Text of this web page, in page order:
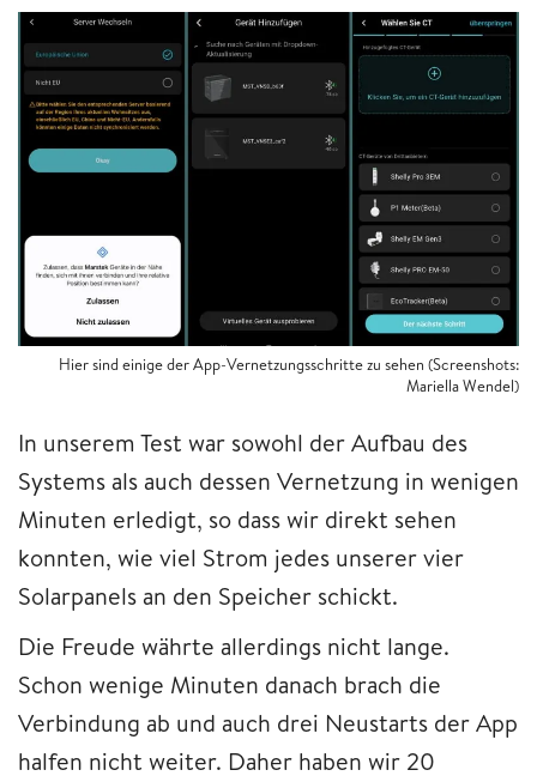
Hier sind einige der App-Vernetzungsschritte zu sehen (Screenshots:
Mariella Wendel)
In unserem Test war sowohl der Aufbau des
Systems als auch dessen Vernetzung in wenigen
Minuten erledigt, so dass wir direkt sehen
konnten, wie viel Strom jedes unserer vier
Solarpanels an den Speicher schickt.
Die Freude währte allerdings nicht lange.
Schon wenige Minuten danach brach die
Verbindung ab und auch drei Neustarts der App
halfen nicht weiter. Daher haben wir 20